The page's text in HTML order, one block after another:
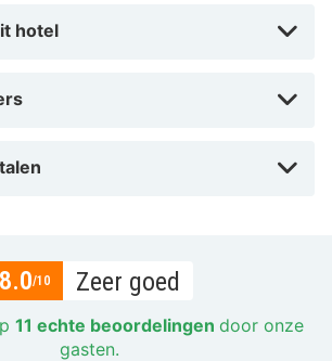
hotel
8.0/10 Zeer goed
11 echte beoordelingen door onze
gasten.